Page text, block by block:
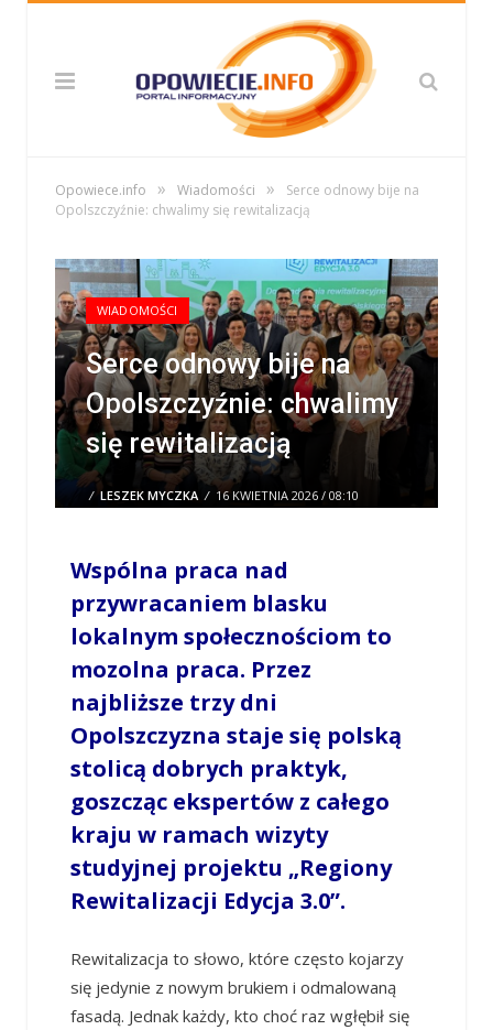
Opowiece.info » Wiadomości »
Serce odnowy bije na
Opolszczyźnie: chwalimy się rewitalizacją
WIADOMOŚCI
Serce odnowy bije na
Opolszczyźnie: chwalimy
się rewitalizacją
/ LESZEK MYCZKA / 16 KWIETNIA 2026 / 08:10
0 COMMENTS
Wspólna praca nad
przywracaniem blasku
lokalnym społecznościom to
mozolna praca. Przez
najbliższe trzy dni
Opolszczyzna staje się polską
stolicą dobrych praktyk,
goszcząc ekspertów z całego
kraju w ramach wizyty
studyjnej projektu „Regiony
Rewitalizacji Edycja 3.0”.
Rewitalizacja to słowo, które często kojarzy
się jedynie z nowym brukiem i odmalowaną
fasadą. Jednak każdy, kto choć raz wgłębił się